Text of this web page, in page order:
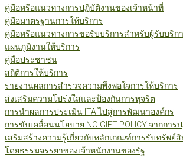
คู่มือหรือแนวทางการปฏิบัติงานของเจ้าหน้าที่
คู่มือมาตรฐานการให้บริการ
คู่มือหรือแนวทางการขอรับบริการสำหรับผู้รับบริก
แผนภูมิงานให้บริการ
คู่มือประชาชน
สถิติการให้บริการ
รายงานผลการสำรวจความพึงพอใจการให้บริการ
ส่งเสริมความโปร่งใสและป้องกันการทุจริต
การนำผลการประเมิน ITA ไปสู่การพัฒนาองค์กร
การขับเคลื่อนนโยบาย NO GIFT POLICY จากกา
เสริมสร้างความรู้เกี่ยวกับหลักเกณฑ์การรับทรัพย์
โดยธรรมจรรยาของเจ้าหนักงานของรัฐ